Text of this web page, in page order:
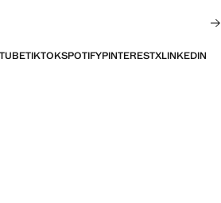
TIKTOKSPOTIFYPINTERESTXLINKEDIN